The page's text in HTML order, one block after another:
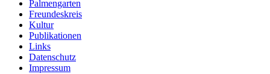
Palmengarten
Freundeskreis
Kultur
Publikationen
Links
Datenschutz
Impressum